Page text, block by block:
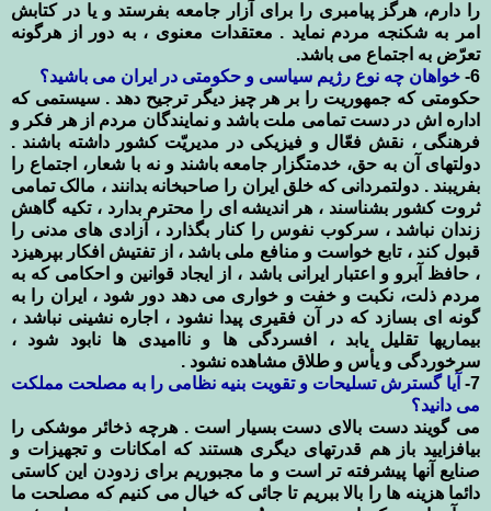
را دارم، هرگز پیامبری را برای آزار جامعه بفرستد و یا در کتابش
امر به شکنجه مردم نماید . معتقدات معنوی ، به دور از هرگونه
تعرّض به اجتماع می باشد.
6- خواهان چه نوع رژیم سیاسی و حکومتی در ایران می باشید؟
حکومتی که جمهوریت را بر هر چیز دیگر ترجیح دهد . سیستمی که
اداره اش در دست تمامی ملت باشد و نمایندگان مردم از هر فکر و
فرهنگی ، نقش فعّال و فیزیکی در مدیریّت کشور داشته باشند .
دولتهای آن به حق، خدمتگزار جامعه باشند و نه با شعار، اجتماع را
بفریبند . دولتمردانی که خلق ایران را صاحبخانه بدانند ، مالک تمامی
ثروت کشور بشناسند ، هر اندیشه ای را محترم بدارد ، تکیه گاهش
زندان نباشد ، سرکوب نفوس را کنار بگذارد ، آزادی های مدنی را
قبول کند ، تابع خواست و منافع ملی باشد ، از تفتیش افکار بپرهیزد
، حافظ آبرو و اعتبار ایرانی باشد ، از ایجاد قوانین و احکامی که به
مردم ذلت، نکبت و خفت و خواری می دهد دور شود ، ایران را به
گونه ای بسازد که در آن فقیری پیدا نشود ، اجاره نشینی نباشد ،
بیماریها تقلیل یابد ، افسردگی ها و ناامیدی ها نابود شود ،
سرخوردگی و یأس و طلاق مشاهده نشود .
7-
آیا گسترش تسلیحات و تقویت بنیه نظامی را به مصلحت مملکت
می دانید؟
می گویند دست بالای دست بسیار است . هرچه ذخائر موشکی را
بیافزایید باز هم قدرتهای دیگری هستند که امکانات و تجهیزات و
صنایع آنها پیشرفته تر است و ما مجبوریم برای زدودن این کاستی
دائما هزینه ها را بالا ببریم تا جائی که خیال می کنیم که مصلحت ما